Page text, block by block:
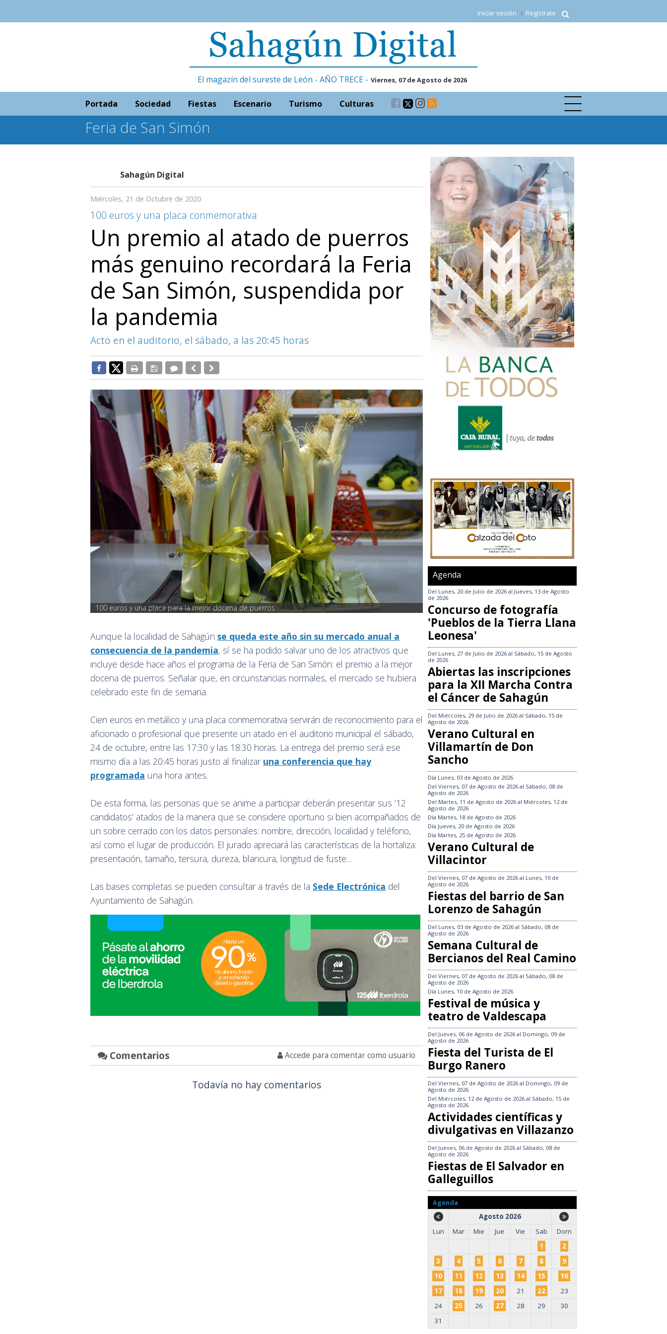
Iniciar sesión Regístrate
El magazín del sureste de León - AÑO TRECE - Viernes, 07 de Agosto de 2026
Portada Sociedad Fiestas Escenario Turismo Culturas
Feria de San Simón
Sahagún Digital
Miércoles, 21 de Octubre de 2020
100 euros y una placa conmemorativa
Un premio al atado de puerros
más genuino recordará la Feria
de San Simón, suspendida por
la pandemia
Acto en el auditorio, el sábado, a las 20:45 horas
100 euros y una placa para la mejor docena de puerros
Aunque la localidad de Sahagún se queda este año sin su mercado anual a
consecuencia de la pandemia, sí se ha podido salvar uno de los atractivos que
incluye desde hace años el programa de la Feria de San Simón: el premio a la mejor
docena de puerros. Señalar que, en circunstancias normales, el mercado se hubiera
celebrado este fin de semana.
Cien euros en metálico y una placa conmemorativa servirán de reconocimiento para el
aficionado o profesional que presente un atado en el auditorio municipal el sábado,
24 de octubre, entre las 17:30 y las 18:30 horas. La entrega del premio será ese
mismo día a las 20:45 horas justo al finalizar una conferencia que hay
programada una hora antes.
De esta forma, las personas que se anime a participar deberán presentar sus ’12
candidatos’ atados de la manera que se considere oportuno si bien acompañados de
un sobre cerrado con los datos personales: nombre, dirección, localidad y teléfono,
así como el lugar de producción. El jurado apreciará las características de la hortaliza:
presentación, tamaño, tersura, dureza, blancura, longitud de fuste…
Las bases completas se pueden consultar a través de la Sede Electrónica del
Ayuntamiento de Sahagún.
Comentarios Accede para comentar como usuario
Todavía no hay comentarios
Agenda
Del Lunes, 20 de Julio de 2026 al Jueves, 13 de Agosto
de 2026
Concurso de fotografía
'Pueblos de la Tierra Llana
Leonesa'
Del Lunes, 27 de Julio de 2026 al Sábado, 15 de Agosto
de 2026
Abiertas las inscripciones
para la XII Marcha Contra
el Cáncer de Sahagún
Del Miércoles, 29 de Julio de 2026 al Sábado, 15 de
Agosto de 2026
Verano Cultural en
Villamartín de Don
Sancho
Día Lunes, 03 de Agosto de 2026
Del Viernes, 07 de Agosto de 2026 al Sábado, 08 de
Agosto de 2026
Del Martes, 11 de Agosto de 2026 al Miércoles, 12 de
Agosto de 2026
Día Martes, 18 de Agosto de 2026
Día Jueves, 20 de Agosto de 2026
Día Martes, 25 de Agosto de 2026
Verano Cultural de
Villacintor
Del Viernes, 07 de Agosto de 2026 al Lunes, 10 de
Agosto de 2026
Fiestas del barrio de San
Lorenzo de Sahagún
Del Lunes, 03 de Agosto de 2026 al Sábado, 08 de
Agosto de 2026
Semana Cultural de
Bercianos del Real Camino
Del Viernes, 07 de Agosto de 2026 al Sábado, 08 de
Agosto de 2026
Día Lunes, 10 de Agosto de 2026
Festival de música y
teatro de Valdescapa
Del Jueves, 06 de Agosto de 2026 al Domingo, 09 de
Agosto de 2026
Fiesta del Turista de El
Burgo Ranero
Del Viernes, 07 de Agosto de 2026 al Domingo, 09 de
Agosto de 2026
Del Miércoles, 12 de Agosto de 2026 al Sábado, 15 de
Agosto de 2026
Actividades científicas y
divulgativas en Villazanzo
Del Jueves, 06 de Agosto de 2026 al Sábado, 08 de
Agosto de 2026
Fiestas de El Salvador en
Galleguillos
Agenda
Agosto 2026
Lun
Mar Mie Jue Vie Sab
Dom
1
2
3
4 5 6 7 8
9
10
11 12 13 14 15
16
17
18 19 20 21 22
23
24
25 26 27 28 29
30
31